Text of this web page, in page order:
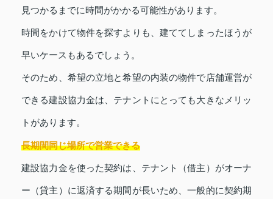
見つかるまでに時間がかかる可能性があります。
時間をかけて物件を探すよりも、建ててしまったほうが
早いケースもあるでしょう。
そのため、希望の立地と希望の内装の物件で店舗運営が
できる建設協力金は、テナントにとっても大きなメリッ
トがあります。
長期間同じ場所で営業できる
建設協力金を使った契約は、テナント（借主）がオーナ
ー（貸主）に返済する期間が長いため、一般的に契約期